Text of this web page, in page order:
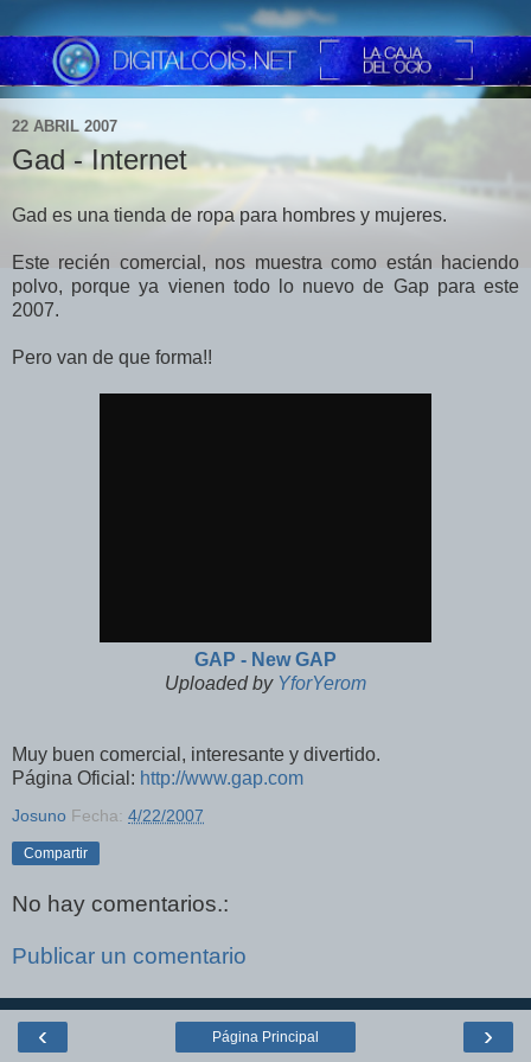
22 ABRIL 2007
Gad - Internet
Gad es una tienda de ropa para hombres y mujeres.
Este recién comercial, nos muestra como están haciendo
polvo, porque ya vienen todo lo nuevo de Gap para este
2007.
Pero van de que forma!!
GAP - New GAP
Uploaded by YforYerom
Muy buen comercial, interesante y divertido.
Página Oficial: http://www.gap.com
Josuno Fecha: 4/22/2007
Compartir
No hay comentarios.:
Publicar un comentario
‹ ›
Página Principal